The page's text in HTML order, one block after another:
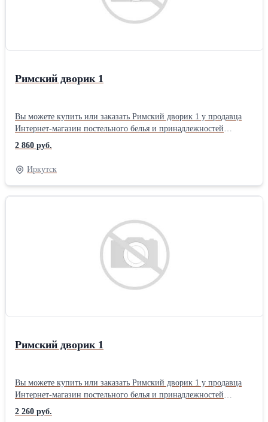
Римский дворик 1
Вы можете купить или заказать Римский дворик 1 у продавца
Интернет-магазин постельного белья и принадлежностей
«ТехДизайн» ( Иркутск )Размер: Семейные Тип ткани: Перкаль
материал: Перкаль цвет: Зеленый позиционирование: Унисекс
тематика: Цветы Размер: Семейный 2 нав. упаковка: Книжка
ПВХ комплектация: Стандартная Плотность ткани: 110 гр/м Тип
простыни КПБ: Стандарт (бесшовная) Застежка на
2 860 руб.
Иркутск
Римский дворик 1
Вы можете купить или заказать Римский дворик 1 у продавца
Интернет-магазин постельного белья и принадлежностей
«ТехДизайн» ( Иркутск )Тип ткани: Перкаль материал: Перкаль
цвет: Зеленый позиционирование: Унисекс тематика: Цветы
2 260 руб.